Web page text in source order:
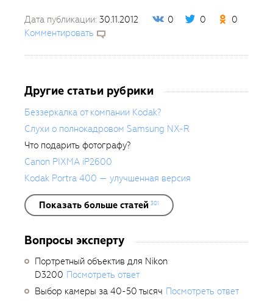
Дата публикации: 30.11.2012 0 0
0
Комментировать
Другие статьи рубрики
Беззеркалка от компании Kodak?
Слухи о полнокадровом Samsung NX-R
Что подарить фотографу?
Canon PIXMA iP2600
Kodak Portra 400 — улучшенная версия
Показать больше статей 301
Вопросы эксперту
Портретный объектив для Nikon
D3200 Посмотреть ответ
Выбор камеры за 40-50 тысяч Посмотреть ответ